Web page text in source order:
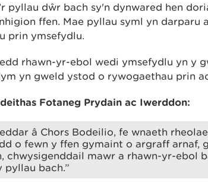
pyllau dŵr bach sy'n dynwared hen
ffen. Mae pyllau syml yn darparu
prin ymsefydlu.
rhawn-yr-ebol wedi ymsefydlu yn y
yn gweld ystod o rywogaethau prin
Fotaneg Prydain ac Iwerddon:
â Chors Bodeilio, fe wnaeth
o fewn y ffen gymaint o argraff arnaf,
chwysigenddail mawr a rhawn-yr-ebol
pyllau bach.”